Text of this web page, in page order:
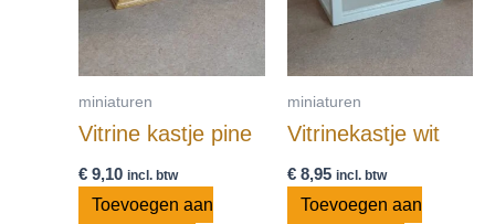
miniaturen
Vitrine kastje pine
€ 9,10 incl. btw
Toevoegen aan
miniaturen
Vitrinekastje wit
€8,95 incl. btw
Toevoegen aan